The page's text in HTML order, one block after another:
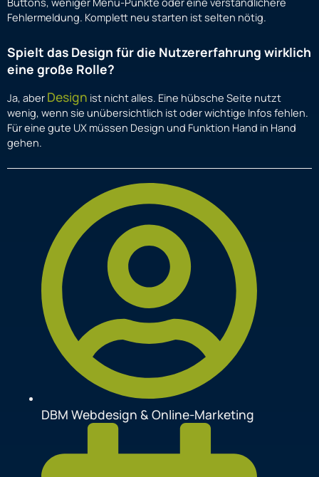
Fehlermeldung. Komplett neu starten ist selten nötig.
Spielt das Design für die Nutzererfahrung wirklich
eine große Rolle?
Ja, aber Design ist nicht alles. Eine hübsche Seite nutzt
wenig, wenn sie unübersichtlich ist oder wichtige Infos fehlen.
Für eine gute UX müssen Design und Funktion Hand in Hand
gehen.
DBM Webdesign & Online-Marketing